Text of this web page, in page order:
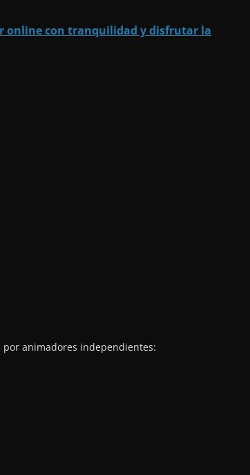
online con tranquilidad y disfrutar la
animadores independientes: